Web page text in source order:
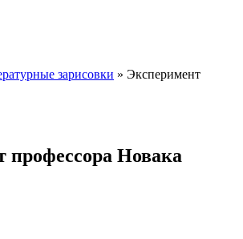
зарисовки » Эксперимент
профессора Новака